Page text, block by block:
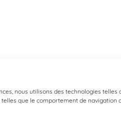
nous utilisons des technologies
que le comportement de